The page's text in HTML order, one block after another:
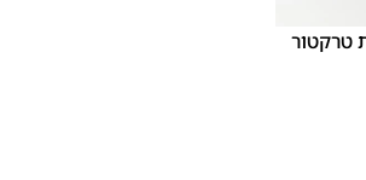
טרקטור